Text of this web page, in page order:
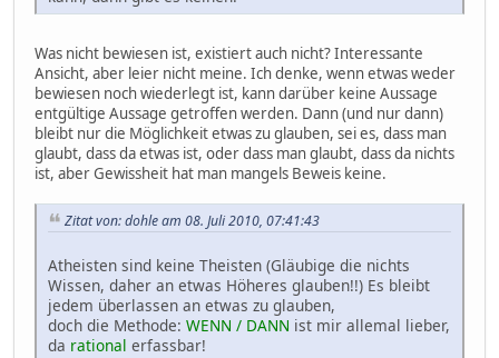
Was nicht bewiesen ist, existiert auch nicht? Interessante
Ansicht, aber leier nicht meine. Ich denke, wenn etwas weder
bewiesen noch wiederlegt ist, kann darüber keine Aussage
entgültige Aussage getroffen werden. Dann (und nur dann)
bleibt nur die Möglichkeit etwas zu glauben, sei es, dass man
glaubt, dass da etwas ist, oder dass man glaubt, dass da nichts
ist, aber Gewissheit hat man mangels Beweis keine.
Zitat von: dohle am 08. Juli 2010, 07:41:43
Atheisten sind keine Theisten (Gläubige die nichts
Wissen, daher an etwas Höheres glauben!!) Es bleibt
jedem überlassen an etwas zu glauben,
doch die Methode: WENN / DANN ist mir allemal lieber,
da rational erfassbar!